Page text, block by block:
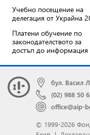
Учебно посещение на
делегация от Украйна
Платени обучение по
законодателството за
достъп до информация
бул. Васил
(02) 988 50
office@aip-
© 1999-2026